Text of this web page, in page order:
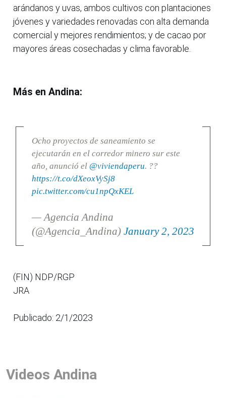
arándanos y uvas, ambos cultivos con plantaciones
jóvenes y variedades renovadas con alta demanda
comercial y mejores rendimientos; y de cacao por
mayores áreas cosechadas y clima favorable.
Más en Andina:
Ocho proyectos de saneamiento se
ejecutarán en el corredor minero sur este
año, anunció el @viviendaperu. ??
https://t.co/dXeoxVySj8
pic.twitter.com/cu1npQxKEL
— Agencia Andina
(@Agencia_Andina) January 2, 2023
(FIN) NDP/RGP
JRA
Publicado: 2/1/2023
Videos Andina